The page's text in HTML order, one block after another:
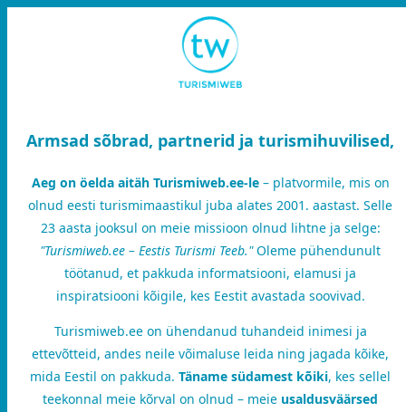
Armsad sõbrad, partnerid ja turismihuvilised,
Aeg on öelda aitäh Turismiweb.ee-le– platvormile, mis on
olnud eesti turismimaastikul juba alates 2001. aastast. Selle
23 aasta jooksul on meie missioon olnud lihtne ja selge:
"Turismiweb.ee – Eestis Turismi Teeb."Oleme pühendunult
töötanud, et pakkuda informatsiooni, elamusi ja
inspiratsiooni kõigile, kes Eestit avastada soovivad.
Turismiweb.ee on ühendanud tuhandeid inimesi ja
ettevõtteid, andes neile võimaluse leida ning jagada kõike,
mida Eestil on pakkuda. Täname südamest kõiki, kes sellel
teekonnal meie kõrval on olnud – meie usaldusväärsed